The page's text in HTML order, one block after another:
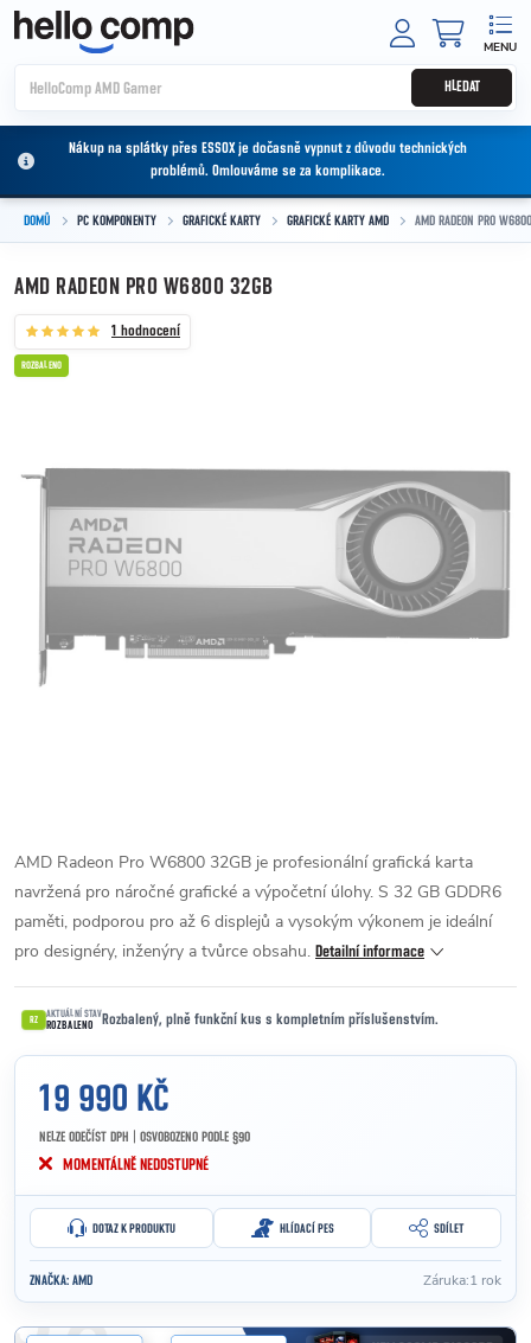
Přejít na obsah
HLEDAT
Nákup na splátky přes ESSOX je dočasně vypnut z důvodu technických
problémů. Omlouváme se za komplikace.
DOMŮ PC KOMPONENTY GRAFICKÉ KARTY GRAFICKÉ KARTY AMD AMD RADEON PRO
AMD RADEON PRO W6800 32GB
1 hodnocení
ROZBALENO
AMD Radeon Pro W6800 32GB je profesionální grafická karta
navržená pro náročné grafické a výpočetní úlohy. S 32 GB GDDR6
paměti, podporou pro až 6 displejů a vysokým výkonem je ideální
pro designéry, inženýry a tvůrce obsahu. Detailní informace
RZ AKTUÁLNÍ STAV
ROZBALENO Rozbalený, plně funkční kus s kompletním příslušenstvím.
19 990 KČ
NELZE ODEČÍST DPH | OSVOBOZENO PODLE §90
Měrná cena:
MOMENTÁLNĚ NEDOSTUPNÉ
DOTAZ K PRODUKTU HLÍDACÍ PES SDÍLET
ZNAČKA: AMD Záruka:1 rok